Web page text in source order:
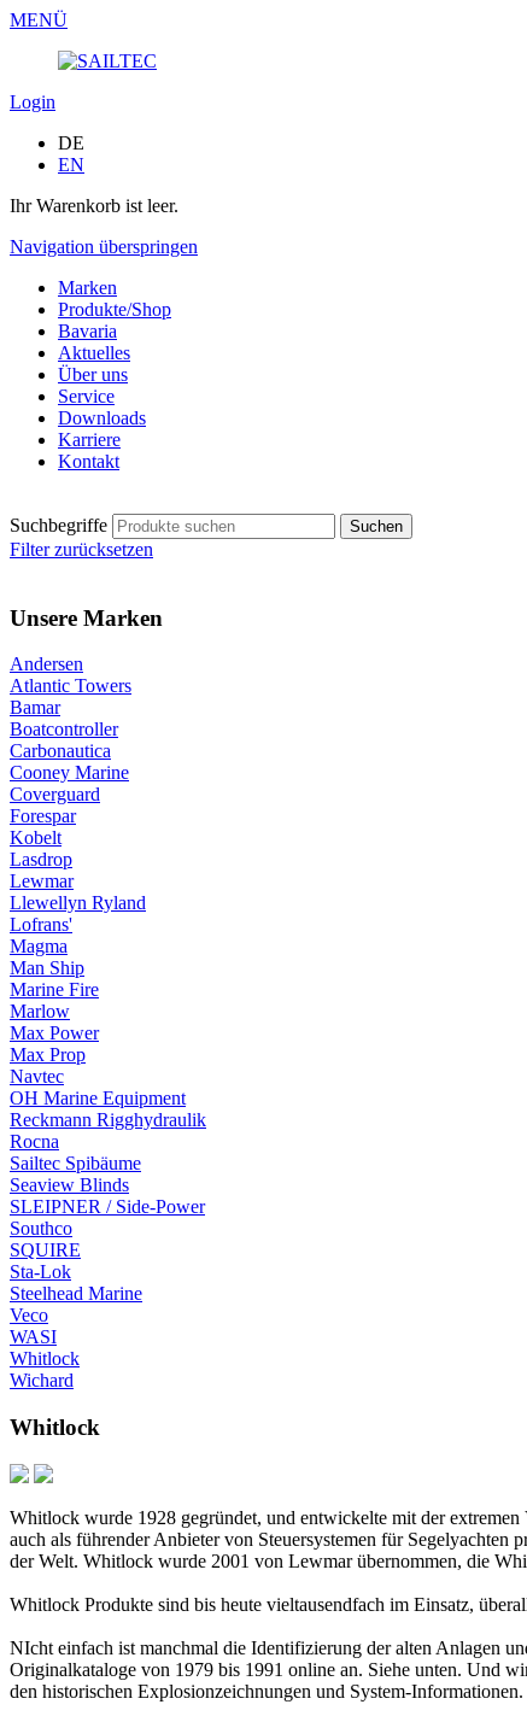
MENÜ
Login
DE
EN
Ihr Warenkorb ist leer.
Navigation überspringen
Marken
Produkte/Shop
Bavaria
Aktuelles
Über uns
Service
Downloads
Karriere
Kontakt
Suchbegriffe
Filter zurücksetzen
Unsere Marken
Andersen
Atlantic Towers
Bamar
Boatcontroller
Carbonautica
Cooney Marine
Coverguard
Forespar
Kobelt
Lasdrop
Lewmar
Llewellyn Ryland
Lofrans'
Magma
Man Ship
Marine Fire
Marlow
Max Power
Max Prop
Navtec
OH Marine Equipment
Reckmann Rigghydraulik
Rocna
Sailtec Spibäume
Seaview Blinds
SLEIPNER / Side-Power
Southco
SQUIRE
Sta-Lok
Steelhead Marine
Veco
WASI
Whitlock
Wichard
Whitlock
Whitlock wurde 1928 gegründet, und entwickelte mit der
auch als führender Anbieter von Steuersystemen für Segelyachten
der Welt. Whitlock wurde 2001 von Lewmar übernommen, die
Whitlock Produkte sind bis heute vieltausendfach im Einsatz,
NIcht einfach ist manchmal die Identifizierung der alten Anlagen
Originalkataloge von 1979 bis 1991 online an. Siehe unten. Und
den historischen Explosionzeichnungen und System-Informationen.